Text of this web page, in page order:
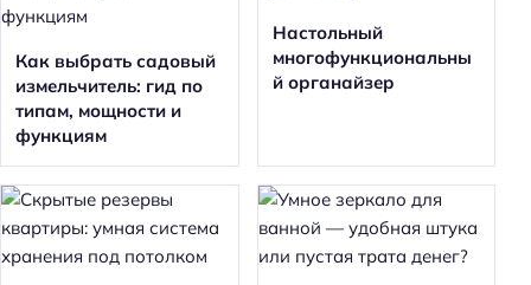
Как выбрать садовый
измельчитель: гид по
типам, мощности и
функциям
Настольный
многофункциональны
й органайзер